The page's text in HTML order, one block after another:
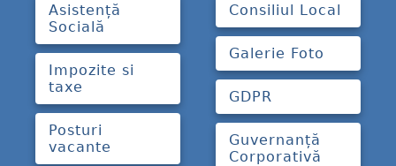
Asistență
Socială
Impozite si
taxe
Posturi
vacante
Consiliul Local
Galerie Foto
GDPR
Guvernanță
Corporativă